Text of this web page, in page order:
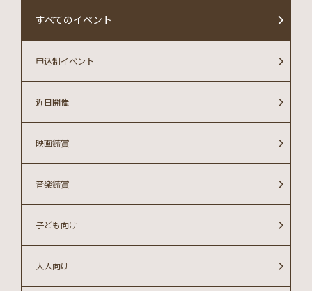
すべてのイベント
大人向け
子ども向け
音楽鑑賞
映画鑑賞
近日開催
申込制イベント